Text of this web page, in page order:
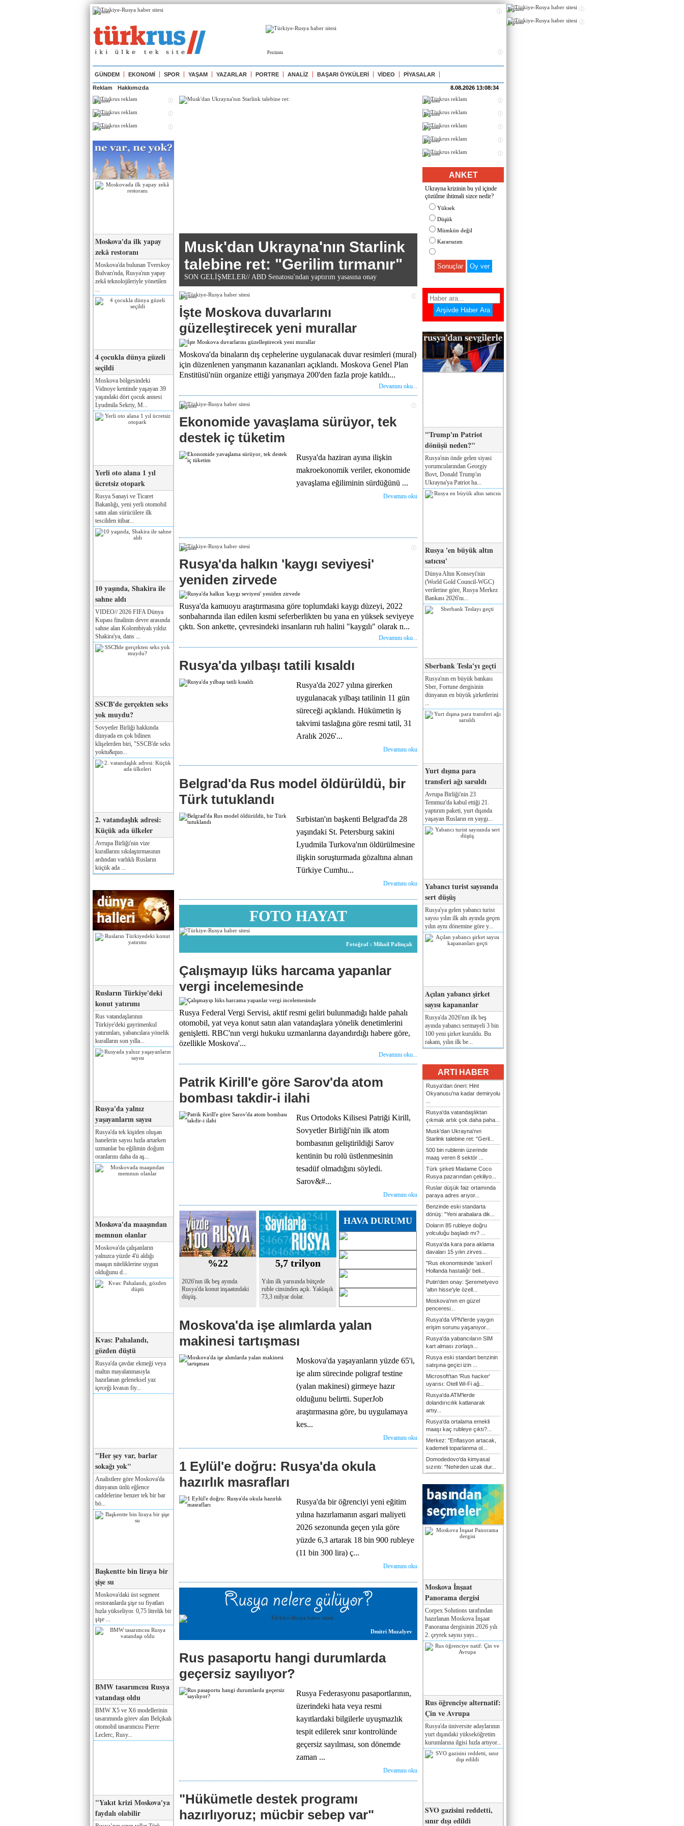
Реклама
Реклама
GÜNDEM EKONOMİ SPOR YAŞAM YAZARLAR PORTRE ANALİZ BAŞARI ÖYKÜLERİ VİDEO PİYASALAR
Reklam Hakkımızda 8.08.2026 13:08:34
Реклама
Реклама
Реклама
Moskova'da ilk yapay
zekâ restoranı
Moskova'da bulunan Tverskoy
Bulvarı'nda, Rusya'nın yapay
zekâ teknolojileriyle yönetilen
4 çocukla dünya güzeli
seçildi
Moskova bölgesindeki
Vidnoye kentinde yaşayan 39
yaşındaki dört çocuk annesi
Lyudmila Sekriy, M...
Yerli oto alana 1 yıl
ücretsiz otopark
Rusya Sanayi ve Ticaret
Bakanlığı, yeni yerli otomobil
satın alan sürücülere ilk
tescilden itibar...
10 yaşında, Shakira ile
sahne aldı
VIDEO// 2026 FIFA Dünya
Kupası finalinin devre arasında
sahne alan Kolombiyalı yıldız
Shakira'ya, dans ...
SSCB'de gerçekten seks
yok muydu?
Sovyetler Birliği hakkında
dünyada en çok bilinen
klişelerden biri, "SSCB'de seks
yoktu&quo...
2. vatandaşlık adresi:
Küçük ada ülkeler
Avrupa Birliği'nin vize
kurallarını sıkılaştırmasının
ardından varlıklı Rusların
küçük ada ...
Rusların Türkiye'deki
konut yatırımı
Rus vatandaşlarının
Türkiye'deki gayrimenkul
yatırımları, yabancılara yönelik
kuralların son yılla...
Rusya'da yalnız
yaşayanların sayısı
Rusya'da tek kişiden oluşan
hanelerin sayısı hızla artarken
uzmanlar bu eğilimin doğum
oranlarını daha da aş...
Moskova'da maaşından
memnun olanlar
Moskova'da çalışanların
yalnızca yüzde 4'ü aldığı
maaşın niteliklerine uygun
olduğunu d...
Kvas: Pahalandı,
gözden düştü
Rusya'da çavdar ekmeği veya
maltın mayalanmasıyla
hazırlanan geleneksel yaz
içeceği kvasın fiy...
"Her şey var, barlar
sokağı yok"
Analistlere göre Moskova'da
dünyanın ünlü eğlence
caddelerine benzer tek bir bar
bö...
Başkentte bin liraya bir
şişe su
Moskova'daki üst segment
restoranlarda şişe su fiyatları
hızla yükseliyor. 0,75 litrelik bir
şişe ...
BMW tasarımcısı Rusya
vatandaşı oldu
BMW X5 ve X6 modellerinin
tasarımında görev alan Belçikalı
otomobil tasarımcısı Pierre
Leclerc, Rusy...
"Yakıt krizi Moskova'ya
faydalı olabilir
Musk'dan Ukrayna'nın Starlink
talebine ret: "Gerilim tırmanır"
SON GELİŞMELER// ABD Senatosu'ndan yaptırım yasasına onay
Реклама
İşte Moskova duvarlarını
güzelleştirecek yeni murallar
Moskova'da binaların dış cephelerine uygulanacak duvar resimleri (mural)
için düzenlenen yarışmanın kazananları açıklandı. Moskova Genel Plan
Enstitüsü'nün organize ettiği yarışmaya 200'den fazla proje katıldı...
Devamını oku...
Реклама
Ekonomide yavaşlama sürüyor, tek
destek iç tüketim
Rusya'da haziran ayına ilişkin
makroekonomik veriler, ekonomide
yavaşlama eğiliminin sürdüğünü ...
Devamını oku
Реклама
Rusya'da halkın 'kaygı seviyesi'
yeniden zirvede
Rusya'da kamuoyu araştırmasına göre toplumdaki kaygı düzeyi, 2022
sonbaharında ilan edilen kısmi seferberlikten bu yana en yüksek seviyeye
çıktı. Son ankette, çevresindeki insanların ruh halini "kaygılı" olarak n...
Devamını oku...
Rusya'da yılbaşı tatili kısaldı
Rusya'da 2027 yılına girerken
uygulanacak yılbaşı tatilinin 11 gün
süreceği açıklandı. Hükümetin iş
takvimi taslağına göre resmi tatil, 31
Aralık 2026'...
Devamını oku
Belgrad'da Rus model öldürüldü, bir
Türk tutuklandı
Sırbistan'ın başkenti Belgrad'da 28
yaşındaki St. Petersburg sakini
Lyudmila Turkova'nın öldürülmesine
ilişkin soruşturmada gözaltına alınan
Türkiye Cumhu...
Devamını oku
FOTO HAYAT
Fotoğraf : Mihail Palinçak
Çalışmayıp lüks harcama yapanlar
vergi incelemesinde
Rusya Federal Vergi Servisi, aktif resmi geliri bulunmadığı halde pahalı
otomobil, yat veya konut satın alan vatandaşlara yönelik denetimlerini
genişletti. RBC'nın vergi hukuku uzmanlarına dayandırdığı habere göre,
özellikle Moskova'...
Devamını oku...
Patrik Kirill'e göre Sarov'da atom
bombası takdir-i ilahi
Rus Ortodoks Kilisesi Patriği Kirill,
Sovyetler Birliği'nin ilk atom
bombasının geliştirildiği Sarov
kentinin bu rolü üstlenmesinin
tesadüf olmadığını söyledi.
Sarov&#...
Devamını oku
%22
2026'nın ilk beş ayında
Rusya'da konut inşaatındaki
düşüş.
5,7 trilyon
Yılın ilk yarısında bütçede
ruble cinsinden açık. Yaklaşık
73,3 milyar dolar.
HAVA DURUMU
Moskova'da işe alımlarda yalan
makinesi tartışması
Moskova'da yaşayanların yüzde 65'i,
işe alım sürecinde poligraf testine
(yalan makinesi) girmeye hazır
olduğunu belirtti. SuperJob
araştırmasına göre, bu uygulamaya
kes...
Devamını oku
1 Eylül'e doğru: Rusya'da okula
hazırlık masrafları
Rusya'da bir öğrenciyi yeni eğitim
yılına hazırlamanın asgari maliyeti
2026 sezonunda geçen yıla göre
yüzde 6,3 artarak 18 bin 900 rubleye
(11 bin 300 lira) ç...
Devamını oku
Dmitri Muzalyev
Rus pasaportu hangi durumlarda
geçersiz sayılıyor?
Rusya Federasyonu pasaportlarının,
üzerindeki hata veya resmi
kayıtlardaki bilgilerle uyuşmazlık
tespit edilerek sınır kontrolünde
geçersiz sayılması, son dönemde
zaman ...
Devamını oku
"Hükümetle destek programı
hazırlıyoruz; mücbir sebep var"
Реклама
Реклама
Реклама
Реклама
Реклама
ANKET
Ukrayna krizinin bu yıl içinde
çözülme ihtimali sizce nedir?
Yüksek
Düşük
Mümkün değil
Kararsızım
Sonuçlar
"Trump'ın Patriot
dönüşü neden?"
Rusya'nın önde gelen siyasi
yorumcularından Georgiy
Bovt, Donald Trump'ın
Ukrayna'ya Patriot ha...
Rusya 'en büyük altın
satıcısı'
Dünya Altın Konseyi'nin
(World Gold Council-WGC)
verilerine göre, Rusya Merkez
Bankası 2026'nı...
Sberbank Tesla'yı geçti
Rusya'nın en büyük bankası
Sber, Fortune dergisinin
dünyanın en büyük şirketlerini
...
Yurt dışına para
transferi ağı sarsıldı
Avrupa Birliği'nin 23
Temmuz'da kabul ettiği 21.
yaptırım paketi, yurt dışında
yaşayan Rusların en yaygı...
Yabancı turist sayısında
sert düşüş
Rusya'ya gelen yabancı turist
sayısı yılın ilk altı ayında geçen
yılın aynı dönemine göre y...
Açılan yabancı şirket
sayısı kapananlar
Rusya'da 2026'nın ilk beş
ayında yabancı sermayeli 3 bin
100 yeni şirket kuruldu. Bu
rakam, yılın ilk be...
ARTI HABER
Rusya'dan öneri: Hint
Okyanusu'na kadar demiryolu
Rusya'da vatandaşlıktan
çıkmak artık çok daha paha...
Musk'dan Ukrayna'nın
Starlink talebine ret: "Geril...
500 bin rublenin üzerinde
maaş veren 8 sektör ...
Türk şirketi Madame Coco
Rusya pazarından çekiliyo...
Ruslar düşük faiz ortamında
paraya adres arıyor...
Benzinde eski standarta
dönüş: "Yeni arabalara dik...
Doların 85 rubleye doğru
yolculuğu başladı mı? ...
Rusya'da kara para aklama
davaları 15 yılın zirves...
"Rus ekonomisinde 'askerî
Hollanda hastalığı' beli...
Putin'den onay: Şeremetyevo
'altın hisse'yle özell...
Moskova'nın en güzel
penceresi...
Rusya'da VPN'lerde yaygın
erişim sorunu yaşanıyor...
Rusya'da yabancıların SIM
kart alması zorlaştı...
Rusya eski standart benzinin
satışına geçici izin ...
Microsoft'tan 'Rus hacker'
uyarısı: Otell Wi-Fi ağ...
Rusya'da ATM'lerde
dolandırıcılık katlanarak
artıy...
Rusya'da ortalama emekli
maaşı kaç rubleye çıktı?...
Merkez: "Enflasyon artacak,
kademeli toparlanma ol...
Domodedovo'da kimyasal
sızıntı: "Nehirden uzak dur...
Moskova İnşaat
Panorama dergisi
Corpex Solutions tarafından
hazırlanan Moskova İnşaat
Panorama dergisinin 2026 yılı
2. çeyrek sayısı yayı...
Rus öğrenciye alternatif:
Çin ve Avrupa
Rusya'da üniversite adaylarının
yurt dışındaki yükseköğretim
kurumlarına ilgisi hızla artıyor...
SVO gazisini reddetti,
sınır dışı edildi
Реклама
Реклама